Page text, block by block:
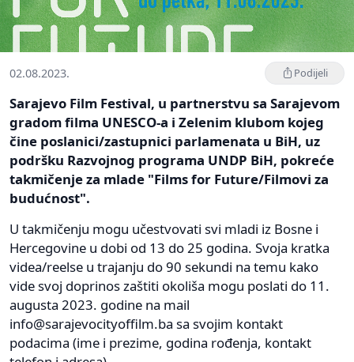
02.08.2023. Podijeli
Sarajevo Film Festival, u partnerstvu sa Sarajevom
gradom filma UNESCO-a i Zelenim klubom kojeg
čine poslanici/zastupnici parlamenata u BiH, uz
podršku Razvojnog programa UNDP BiH, pokreće
takmičenje za mlade "Films for Future/Filmovi za
budućnost".
U takmičenju mogu učestvovati svi mladi iz Bosne i
Hercegovine u dobi od 13 do 25 godina. Svoja kratka
videa/reelse u trajanju do 90 sekundi na temu kako
vide svoj doprinos zaštiti okoliša mogu poslati do 11.
augusta 2023. godine na mail
info@sarajevocityoffilm.ba sa svojim kontakt
podacima (ime i prezime, godina rođenja, kontakt